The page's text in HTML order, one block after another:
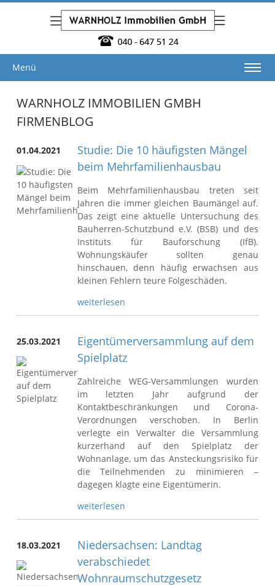
Menü
WARNHOLZ IMMOBILIEN GMBH
FIRMENBLOG
01.04.2021
Studie: Die 10 häufigsten Mängel
beim Mehrfamilienhausbau
Beim Mehrfamilienhausbau treten seit
Jahren die immer gleichen Baumängel auf.
Das zeigt eine aktuelle Untersuchung des
Bauherren-Schutzbund e.V. (BSB) und des
Instituts für Bauforschung (IfB).
Wohnungskäufer sollten genau
hinschauen, denn häufig erwachsen aus
kleinen Fehlern teure Folgeschäden.
weiterlesen
25.03.2021
Eigentümerversammlung auf dem
Spielplatz
Zahlreiche WEG-Versammlungen wurden
im letzten Jahr aufgrund der
Kontaktbeschränkungen und Corona-
Verordnungen verschoben. In Berlin
verlegte ein Verwalter die Versammlung
kurzerhand auf den Spielplatz der
Wohnanlage, um das Ansteckungsrisiko für
die Teilnehmenden zu minimieren –
dagegen klagte eine Eigentümerin.
weiterlesen
18.03.2021
Niedersachsen: Landtag
verabschiedet
Wohnraumschutzgesetz